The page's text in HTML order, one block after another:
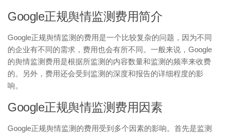
Google正规舆情监测费用简介
Google正规舆情监测的费用是一个比较复杂的问题，因为不同
的企业有不同的需求，费用也会有所不同。一般来说，Google
的舆情监测费用是根据所监测的内容数量和监测的频率来收费
的。另外，费用还会受到监测的深度和报告的详细程度的影
响。
Google正规舆情监测费用因素
Google正规舆情监测的费用受到多个因素的影响。首先是监测